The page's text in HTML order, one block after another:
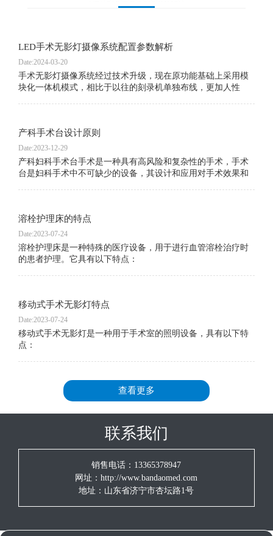
LED手术无影灯摄像系统配置参数解析
Date:2024-03-20
手术无影灯摄像系统经过技术升级，现在原功能基础上采用模
块化一体机模式，相比于以往的刻录机单独布线，更加人性
产科手术台设计原则
Date:2023-12-29
产科妇科手术台手术是一种具有高风险和复杂性的手术，手术
台是妇科手术中不可缺少的设备，其设计和应用对手术效果和
溶栓护理床的特点
Date:2023-07-24
溶栓护理床是一种特殊的医疗设备，用于进行血管溶栓治疗时
的患者护理。它具有以下特点：
移动式手术无影灯特点
Date:2023-07-24
移动式手术无影灯是一种用于手术室的照明设备，具有以下特
点：
查看更多
联系我们
销售电话：13365378947
网址：http://www.bandaomed.com
地址：山东省济宁市杏坛路1号